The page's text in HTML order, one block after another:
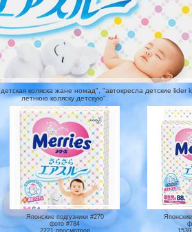
коляска жане номад", "автокресла детские lider
летнюю коляску детскую".
Японские подгузники #270
фото #784
2221 просмотров